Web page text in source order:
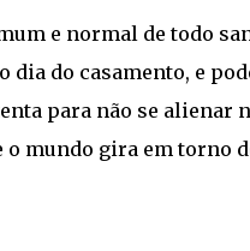
e normal de todo
dia do casamento, e
para não se alienar
o mundo gira em torno